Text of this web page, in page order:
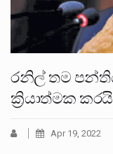
රනිල් තම
ක්‍රියාත්මක කරයි
Apr 19, 2022